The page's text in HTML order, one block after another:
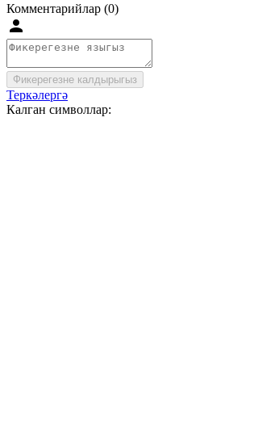
Комментарийлар (0)
Фикерегезне калдырыгыз
Теркәлергә
Калган символлар: